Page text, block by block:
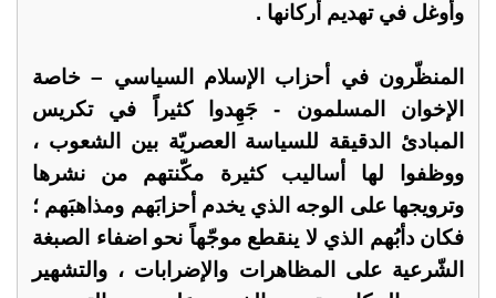
وأوغل في تهديم أركانها .
المنظّرون في أحزاب الإسلام السياسي – خاصة
الإخوان المسلمون - جَهِدوا كثيراً في تكريس
المبادئ الدقيقة للسياسة العصريّة بين الشعوب ،
ووظفوا لها أساليب كثيرة مكّنتهم من نشرها
وترويجها على الوجه الذي يخدم أحزابَهم ومذاهبَهم ؛
فكان دأبُهم الذي لا ينقطع موجّهاً نحو اضفاء الصبغة
الشّرعية على المظاهرات والإضرابات ، والتشهير